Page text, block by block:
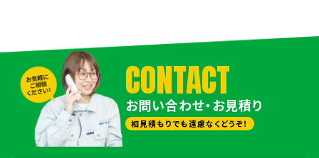
CONTACT
お問い合わせ・お見積り
相見積もりでも遠慮なくどうぞ！